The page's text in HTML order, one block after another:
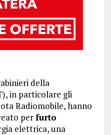
della
in particolare gli
Radiomobile, hanno
perfurto
elettrica, una